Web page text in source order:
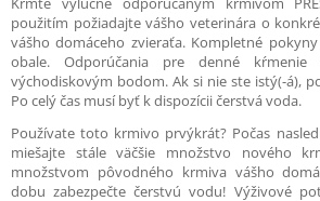
použitím požiadajte vášho veterinára o
vášho domáceho zvieraťa. Kompletné
obale. Odporúčania pre denné
východiskovým bodom. Ak si nie ste istý(-á),
Po celý čas musí byť k dispozícii čerstvá voda.
Používate toto krmivo prvýkrát? Počas
miešajte stále väčšie množstvo nového
množstvom pôvodného krmiva vášho
dobu zabezpečte čerstvú vodu! Výživové